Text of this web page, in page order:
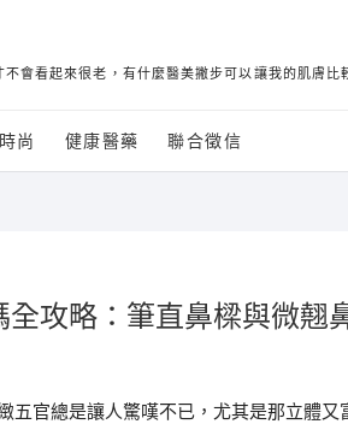
會看起來很老，有什麼醫美撇步可以讓我的肌膚比
尚 健康醫藥 聯合徵信
全攻略：筆直鼻樑與微翹
五官總是讓人驚嘆不已，尤其是那立體